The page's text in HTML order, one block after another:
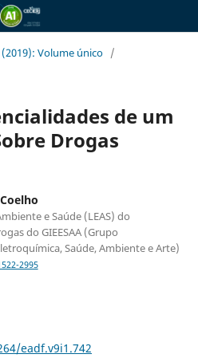
(2019): Volume único /
de um
Drogas
e Saúde (LEAS) do
do GIEESAA (Grupo
Saúde, Ambiente e Arte)
2995
eadf.v9i1.742